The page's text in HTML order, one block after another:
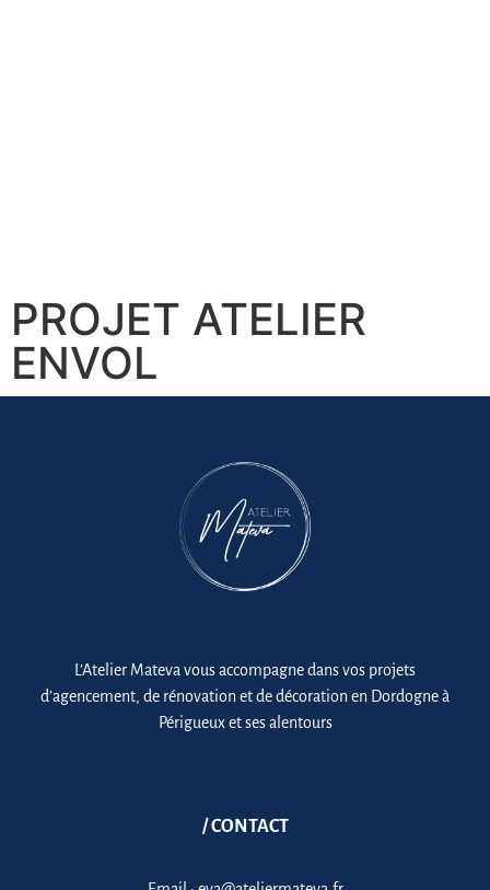
PROJET ATELIER
ENVOL
L’Atelier Mateva vous accompagne dans vos projets
d’agencement, de rénovation et de décoration en Dordogne à
Périgueux et ses alentours
/ CONTACT